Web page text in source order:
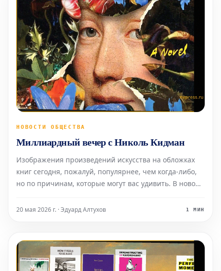
НОВОСТИ ОБЩЕСТВА
Миллиардный вечер с Николь Кидман
Изображения произведений искусства на обложках
книг сегодня, пожалуй, популярнее, чем когда-либо,
но по причинам, которые могут вас удивить. В новом
украшены обрезанными, размытыми и искаженными
20 мая 2026 г. · Эдуард Алтухов 1 МИН